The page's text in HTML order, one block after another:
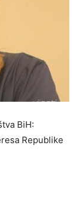
BiH:
Republike